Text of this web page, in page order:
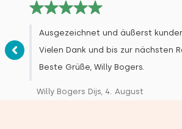
Ausgezeichnet und äußerst
Vielen Dank und bis zur nächsten
Beste Grüße, Willy Bogers.
Willy Bogers Dijs, 4. August